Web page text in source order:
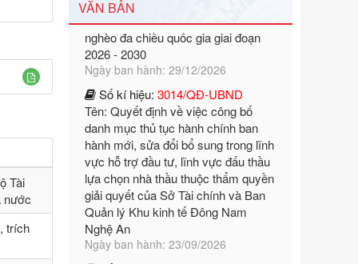
Tài
nước
trích
VĂN BẢN
2026 - 2030
Ngày ban hành: 29/12/2026
Số kí hiệu:
3014/QĐ-UBND
Tên: Quyết định về việc công bố
hành mới, sửa đổi bổ sung trong lĩnh
vực hỗ trợ đầu tư, lĩnh vực đấu thầu
lựa chọn nhà thầu thuộc thẩm quyền
giải quyết của Sở Tài chính và Ban
Quản lý Khu kinh tế Đông Nam
Nghệ An
Ngày ban hành: 23/09/2026
Số kí hiệu:
292/2026/NĐ-CP
Tên: Nghị định số 292/2026/NĐ-CP